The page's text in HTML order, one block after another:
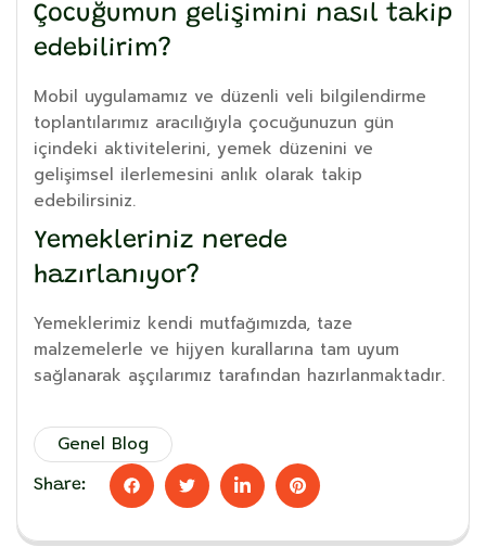
Çocuğumun gelişimini nasıl takip
edebilirim?
Mobil uygulamamız ve düzenli veli bilgilendirme
toplantılarımız aracılığıyla çocuğunuzun gün
içindeki aktivitelerini, yemek düzenini ve
gelişimsel ilerlemesini anlık olarak takip
edebilirsiniz.
Yemekleriniz nerede
hazırlanıyor?
Yemeklerimiz kendi mutfağımızda, taze
malzemelerle ve hijyen kurallarına tam uyum
sağlanarak aşçılarımız tarafından hazırlanmaktadır.
Genel Blog
Share: